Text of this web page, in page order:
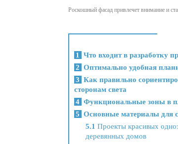
Роскошный фасад привлечет внимание и
1
Что входит в разработку
2 Оптимально удобная
3 Как правильно
сторонам света
4 Функциональные зоны в
5 Основные материалы для
5.1 Проекты красивых
деревянных домов